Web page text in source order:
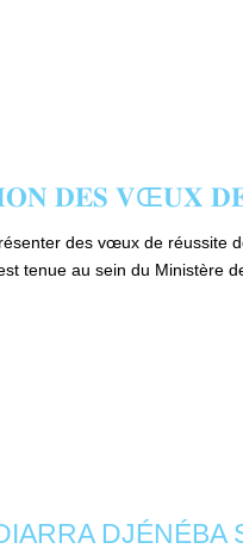
𝐃𝐄𝐒 𝐕Œ𝐔𝐗
des vœux de
tenue au sein du Ministère
DJÉNÉBA